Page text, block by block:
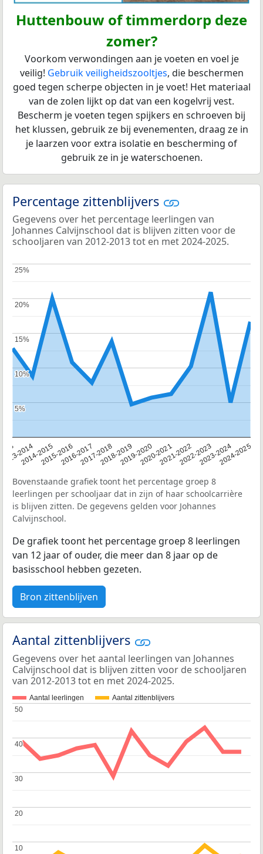
Huttenbouw of timmerdorp deze
zomer?
Voorkom verwondingen aan je voeten en voel je
veilig! Gebruik veiligheidszooltjes, die beschermen
goed tegen scherpe objecten in je voet! Het materiaal
van de zolen lijkt op dat van een kogelvrij vest.
Bescherm je voeten tegen spijkers en schroeven bij
het klussen, gebruik ze bij evenementen, draag ze in
je laarzen voor extra isolatie en bescherming of
gebruik ze in je waterschoenen.
Percentage zittenblijvers
Gegevens over het percentage leerlingen van
Johannes Calvijnschool dat is blijven zitten voor de
schooljaren van 2012-2013 tot en met 2024-2025.
2013-20142014-20152015-20162016-20172017-20182018-20192019-20202020-20212021-20222022-20232023-20242024-2025
5%
5%
10%
10%
15%
15%
20%
20%
25%
25%
Bovenstaande grafiek toont het percentage groep 8
leerlingen per schooljaar dat in zijn of haar schoolcarrière
is blijven zitten. De gegevens gelden voor Johannes
Calvijnschool.
De grafiek toont het percentage groep 8 leerlingen
van 12 jaar of ouder, die meer dan 8 jaar op de
basisschool hebben gezeten.
Bron zittenblijven
Aantal zittenblijvers
Gegevens over het aantal leerlingen van Johannes
Calvijnschool dat is blijven zitten voor de schooljaren
van 2012-2013 tot en met 2024-2025.
Aantal leerlingen Aantal zittenblijvers
10
10
20
20
30
30
40
40
50
50